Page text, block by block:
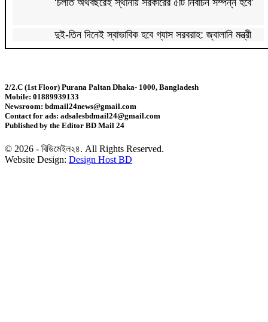
দুই-তিন দিনেই স্বাভাবিক হবে গ্যাস সরবরাহ: জ্বালানি মন্ত্রী
স্বর্ণ খাতকে বৈধ-জবাবদিহিমূলক শিল্পে রূপান্তরের উদ্যোগ
হামে ২৪ ঘণ্টায় আক্রান্ত ৮৬০, মৃত্যু ৬
শিকল ভেঙেছি গণতন্ত্র প্রতিষ্ঠায়: তথ্যমন্ত্রী
2/2.C (1st Floor) Purana Paltan Dhaka- 1000, Bangladesh
Mobile: 01889939133
Newsroom: bdmail24news@gmail.com
Contact for ads: adsalesbdmail24@gmail.com
Published by the Editor BD Mail 24
© 2026 - বিডিমেইল২৪. All Rights Reserved.
Website Design: Design Host BD